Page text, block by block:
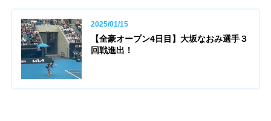
2025/01/15
【全豪オープン4日目】大坂なおみ選手３
回戦進出！